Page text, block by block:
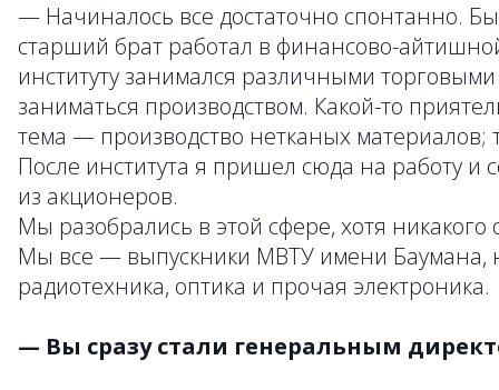
— Начиналось все достаточно спонтанно.
старший брат работал в финансово-
институту занимался различными
заниматься производством. Какой-то
тема — производство нетканых материалов;
После института я пришел сюда на работу и
из акционеров.
Мы разобрались в этой сфере, хотя
Мы все — выпускники МВТУ имени Баумана,
радиотехника, оптика и прочая электроника.
— Вы сразу стали генеральным